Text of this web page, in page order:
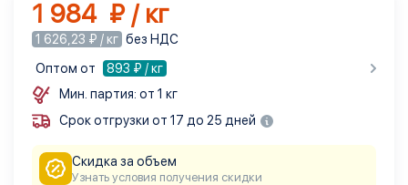
1 984 ₽ / кг
1 626,23 ₽ / кг без НДС
Оптом от
893 ₽ / кг
Мин. партия: от 1 кг
Срок отгрузки от 17 до 25 дней
Скидка за объем
Узнать условия получения скидки